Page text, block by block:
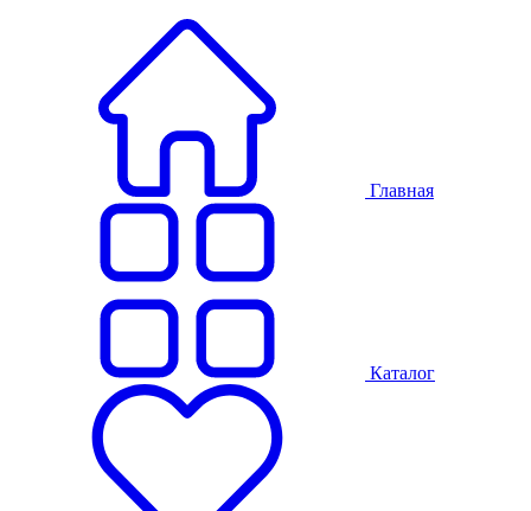
Главная
Каталог